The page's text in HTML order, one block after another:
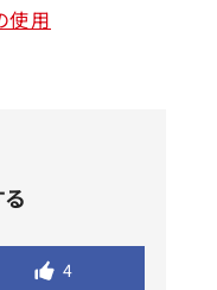
使用
4